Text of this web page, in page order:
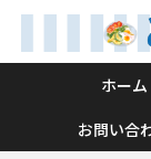
ホーム
お問い合